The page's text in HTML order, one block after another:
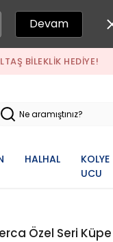
Devam
ÜZERI
HALHAL
KOLYE
UCU
Özel Seri Küpe